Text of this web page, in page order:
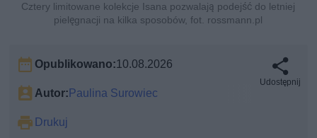
Cztery limitowane kolekcje Isana pozwalają podejść do letniej
pielęgnacji na kilka sposobów, fot. rossmann.pl
Opublikowano:10.08.2026
Autor:Paulina Surowiec
Drukuj
Udostępnij